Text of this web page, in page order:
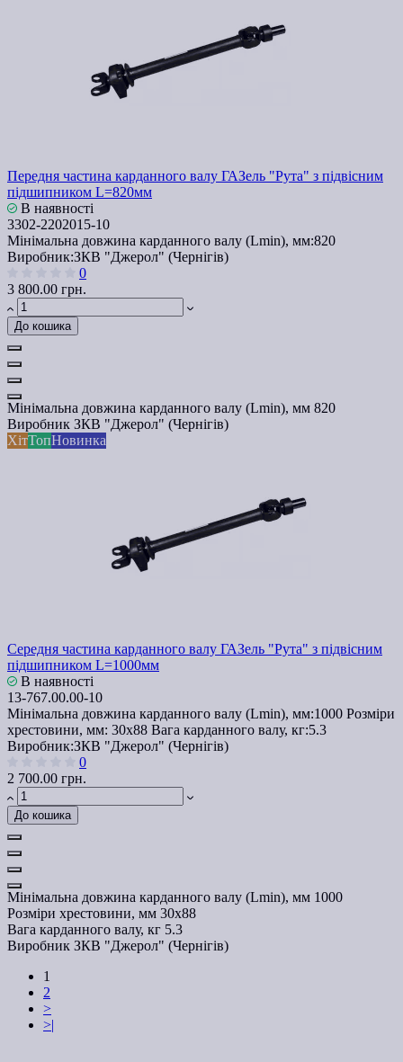
Передня частина карданного валу ГАЗель "Рута" з підвісним
підшипником L=820мм
В наявності
3302-2202015-10
Мінімальна довжина карданного валу (Lmin), мм:820
Виробник:ЗКВ "Джерол" (Чернігів)
0
3 800.00 грн.
До кошика
Мінімальна довжина карданного валу (Lmin), мм 820
Виробник ЗКВ "Джерол" (Чернігів)
ХітТопНовинка
Середня частина карданного валу ГАЗель "Рута" з підвісним
підшипником L=1000мм
В наявності
13-767.00.00-10
Мінімальна довжина карданного валу (Lmin), мм:1000 Розміри
хрестовини, мм: 30х88 Вага карданного валу, кг:5.3
Виробник:ЗКВ "Джерол" (Чернігів)
0
2 700.00 грн.
До кошика
Мінімальна довжина карданного валу (Lmin), мм 1000
Розміри хрестовини, мм 30х88
Вага карданного валу, кг 5.3
Виробник ЗКВ "Джерол" (Чернігів)
1
2
>
>|